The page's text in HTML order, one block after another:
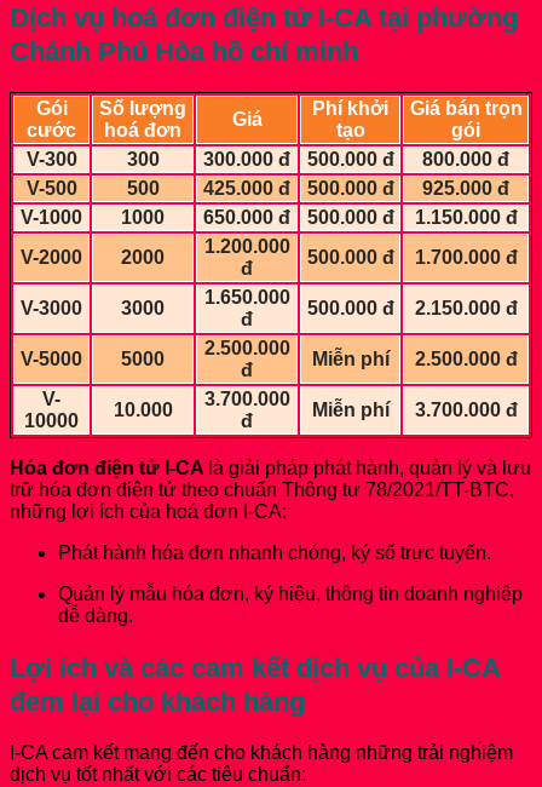
Dịch vụ hoá đơn điện tử I-CA tại phường
Chánh Phú Hòa hồ chí minh
Gói
cước
Số lượng
hoá đơn
Giá
Phí khởi
tạo
Giá bán trọn
gói
V-300
300 300.000 đ 500.000 đ
800.000 đ
V-500
500 425.000 đ 500.000 đ
925.000 đ
V-1000
1000 650.000 đ 500.000 đ
1.150.000 đ
V-2000
2000
1.200.000
đ
500.000 đ 1.700.000 đ
V-3000 3000
1.650.000
đ
500.000 đ 2.150.000 đ
V-5000 5000
2.500.000
đ
Miễn phí
2.500.000 đ
V-
10000
10.000
3.700.000
đ
Miễn phí 3.700.000 đ
Hóa đơn điện tử I-CA là giải pháp phát hành, quản lý và lưu
trữ hóa đơn điện tử theo chuẩn Thông tư 78/2021/TT-BTC,
những lợi ích của hoá đơn I-CA:
Phát hành hóa đơn nhanh chóng, ký số trực tuyến.
Quản lý mẫu hóa đơn, ký hiệu, thông tin doanh nghiệp
dễ dàng.
Lợi ích và các cam kết dịch vụ của I-CA
đem lại cho khách hàng
I-CA cam kết mang đến cho khách hàng những trải nghiệm
dịch vụ tốt nhất với các tiêu chuẩn: